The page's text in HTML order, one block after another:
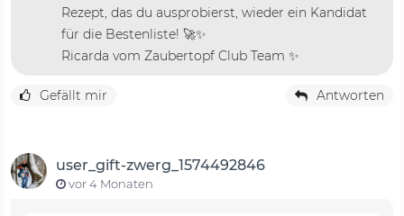
Rezept, das du ausprobierst, wieder ein Kandidat
für die Bestenliste! 🚀✨
Ricarda vom Zaubertopf Club Team ✨
Gefällt mir Antworten
user_gift-zwerg_1574492846
vor 4 Monaten